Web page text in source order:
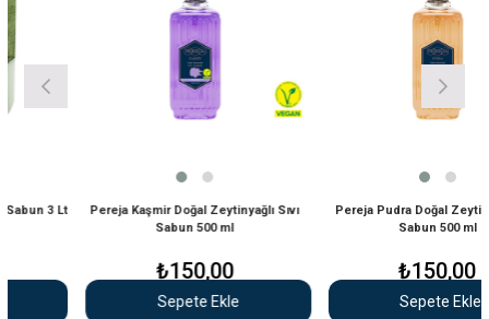
3 Lt
Pereja Kaşmir Doğal Zeytinyağlı Sıvı
Sabun 500 ml
₺150,00
Sepete Ekle
Pereja Pudra Doğal Zeytinyağlı
Sabun 500 ml
₺150,00
Sepete Ekle